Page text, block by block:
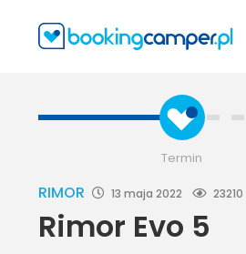
Termin
RIMOR 13 maja 2022 23210
Rimor Evo 5